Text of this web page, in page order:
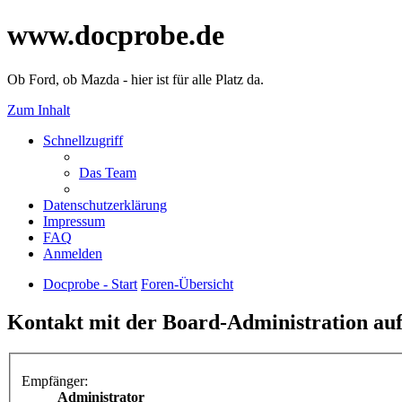
www.docprobe.de
Ob Ford, ob Mazda - hier ist für alle Platz da.
Zum Inhalt
Schnellzugriff
Das Team
Datenschutzerklärung
Impressum
FAQ
Anmelden
Docprobe - Start Foren-Übersicht
Kontakt mit der Board-Administration
Empfänger:
Administrator